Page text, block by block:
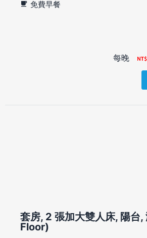
免費早餐
每晚
套房, 2 張加大雙人床, 陽台
Floor)